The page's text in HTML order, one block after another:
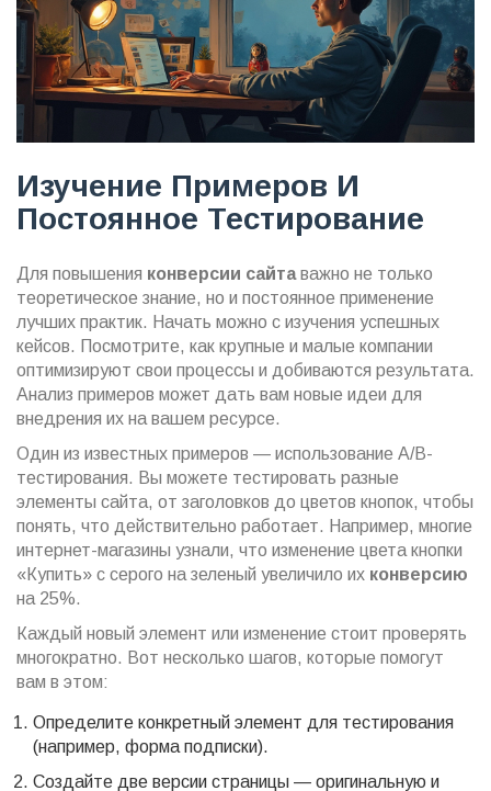
Изучение Примеров И
Постоянное Тестирование
Для повышения конверсии сайтаважно не только
теоретическое знание, но и постоянное применение
лучших практик. Начать можно с изучения успешных
кейсов. Посмотрите, как крупные и малые компании
оптимизируют свои процессы и добиваются результата.
Анализ примеров может дать вам новые идеи для
внедрения их на вашем ресурсе.
Один из известных примеров — использование A/B-
тестирования. Вы можете тестировать разные
элементы сайта, от заголовков до цветов кнопок, чтобы
понять, что действительно работает. Например, многие
интернет-магазины узнали, что изменение цвета кнопки
«Купить» с серого на зеленый увеличило их конверсию
на 25%.
Каждый новый элемент или изменение стоит проверять
многократно. Вот несколько шагов, которые помогут
вам в этом:
Определите конкретный элемент для тестирования
(например, форма подписки).
Создайте две версии страницы — оригинальную и